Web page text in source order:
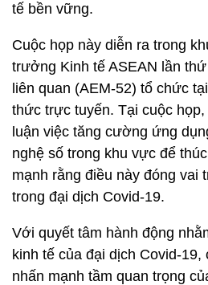
tế bền vững.
Cuộc họp này diễn ra trong
trưởng Kinh tế ASEAN lần
liên quan (AEM-52) tổ chức
thức trực tuyến. Tại cuộc
luận việc tăng cường ứng
nghệ số trong khu vực để
mạnh rằng điều này đóng vai
trong đại dịch Covid-19.
Với quyết tâm hành động
kinh tế của đại dịch Covid-
nhấn mạnh tầm quan trọng